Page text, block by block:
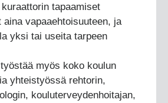
tapaamiset
aina vapaaehtoisuuteen, ja
yksi tai useita tarpeen
myös koko koulun
yhteistyössä rehtorin,
kouluterveydenhoitajan,